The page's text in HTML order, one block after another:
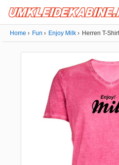
Home Fun Enjoy Milk Herren T-